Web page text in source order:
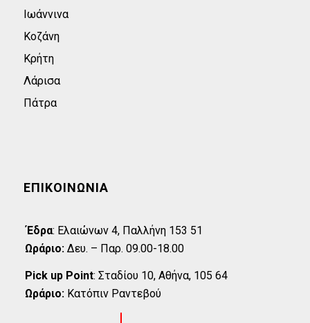
Ιωάννινα
Κοζάνη
Κρήτη
Λάρισα
Πάτρα
ΕΠΙΚΟΙΝΩΝΊΑ
Έδρα: Eλαιώνων 4, Παλλήνη 153 51
Ωράριο: Δευ. – Παρ. 09.00-18.00
Pick up Point: Σταδίου 10, Αθήνα, 105 64
Ωράριο: Κατόπιν Ραντεβού